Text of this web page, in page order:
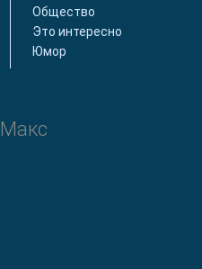
Общество
Это интересно
Юмор
Макс